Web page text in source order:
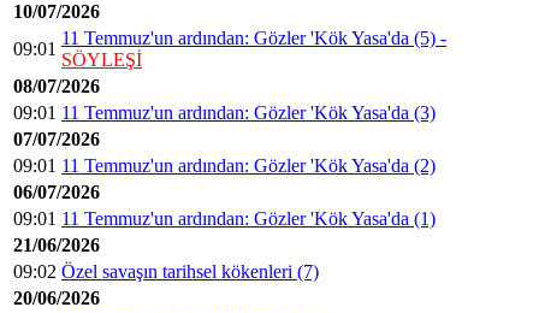
10/07/2026
09:01
11 Temmuz'un ardından: Gözler 'Kök Yasa'da (5) -
SÖYLEŞİ
08/07/2026
09:01 11 Temmuz'un ardından: Gözler 'Kök Yasa'da (3)
07/07/2026
09:01 11 Temmuz'un ardından: Gözler 'Kök Yasa'da (2)
06/07/2026
09:01 11 Temmuz'un ardından: Gözler 'Kök Yasa'da (1)
21/06/2026
09:02 Özel savaşın tarihsel kökenleri (7)
20/06/2026